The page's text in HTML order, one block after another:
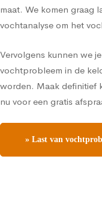
maat. We komen graag
vochtanalyse om het
Vervolgens kunnen we
vochtprobleem in de
worden. Maak definitief
nu voor een gratis
» Last van